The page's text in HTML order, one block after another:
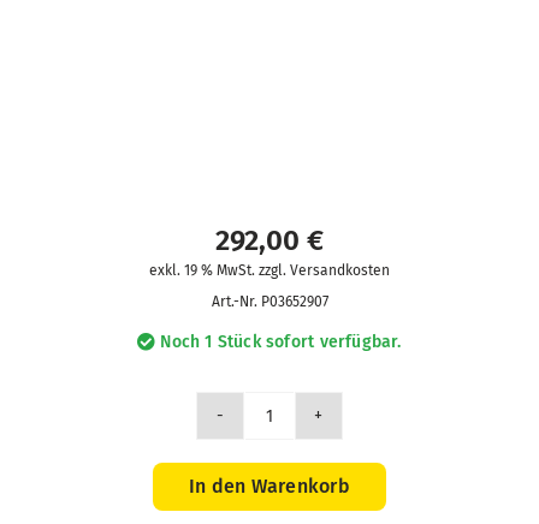
292,00 €
exkl. 19 % MwSt. zzgl. Versandkosten
Art.-Nr. P03652907
Noch 1 Stück sofort verfügbar.
SK7
Messfühler,
-50°C…
In den Warenkorb